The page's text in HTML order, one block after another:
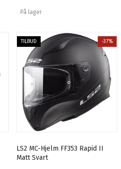
På lager
TILBUD -37%
LS2 MC-Hjelm FF353 Rapid II
Matt Svart